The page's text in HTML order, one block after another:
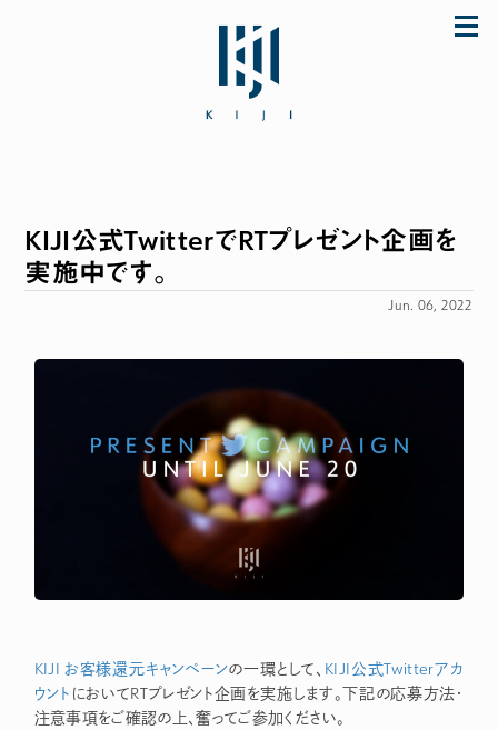
「初めてなのに上手に使えた♪」とママに大好
ストア store.KIJI.online へどうぞ。
KIJI公式TwitterでRTプレゼント企画を
実施中です。
Jun. 06, 2022
KIJI お客様還元キャンペーンの一環として、 KIJI公式Twitterアカ
ウント においてRTプレゼント企画を実施します。下記の応募方法・
注意事項をご確認の上、奮ってご参加ください。